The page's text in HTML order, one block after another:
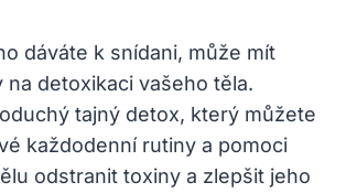
dáváte k snídani, může mít
na detoxikaci vašeho těla.
tajný detox, který můžete
každodenní rutiny a pomoci
odstranit toxiny a zlepšit jeho